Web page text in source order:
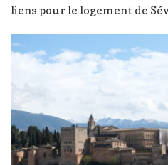
liens pour le logement de